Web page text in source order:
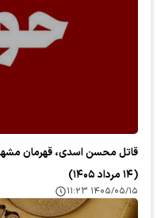
قاتل محسن اسدی، قهرمان
(۱۴ مرداد ۱۴۰۵)
۱۴۰۵/۰۵/۱۵ ۱۱:۲۳